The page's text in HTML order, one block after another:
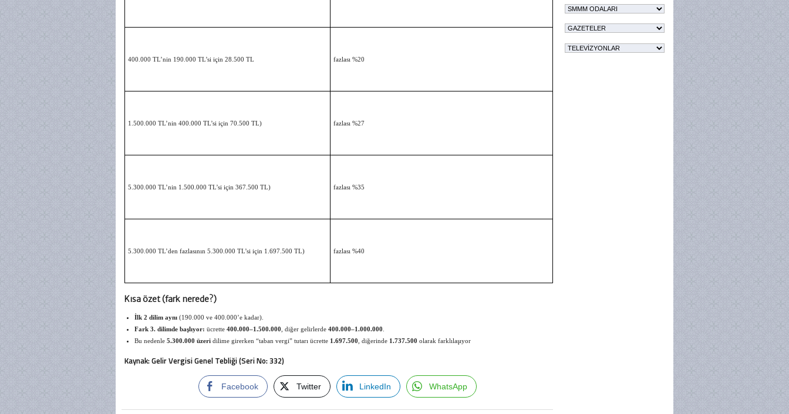
400.000 TL’nin 190.000 TL’si için 28.500 TL fazlası %20
1.500.000 TL’nin 400.000 TL’si için 70.500 TL) fazlası %27
5.300.000 TL’nin 1.500.000 TL’si için 367.500 TL) fazlası %35
5.300.000 TL’den fazlasının 5.300.000 TL’si için 1.697.500 TL) fazlası %40
Kısa özet (fark nerede?)
İlk 2 dilim aynı(190.000 ve 400.000’e kadar).
Fark 3. dilimde başlıyor: ücrette 400.000–1.500.000 , diğer gelirlerde 400.000–1.000.000
Bu nedenle 5.300.000 üzeridilime girerken “taban vergi” tutarı ücrette 1.697.500 , diğerinde 1.737.500 olarak farklılaşıyor
Kaynak: Gelir Vergisi Genel Tebliği (Seri No: 332)
Facebook Twitter LinkedIn WhatsApp